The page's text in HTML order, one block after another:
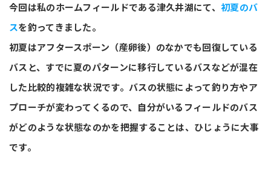
今回は私のホームフィールドである津久井湖にて、 初夏のバ
スを釣ってきました。
初夏はアフタースポーン（産卵後）のなかでも回復している
バスと、すでに夏のパターンに移行しているバスなどが混在
した比較的複雑な状況です。バスの状態によって釣り方やア
プローチが変わってくるので、自分がいるフィールドのバス
がどのような状態なのかを把握することは、ひじょうに大事
です。